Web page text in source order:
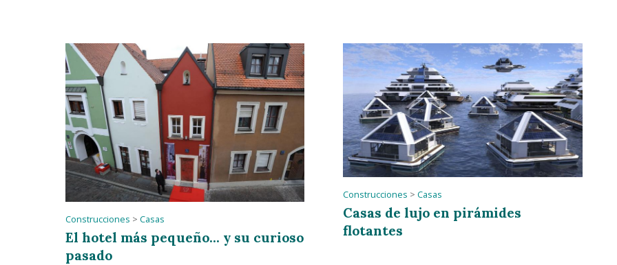
Construcciones > Casas
El hotel más pequeño... y su curioso
pasado
Construcciones > Casas
Casas de lujo en pirámides
flotantes